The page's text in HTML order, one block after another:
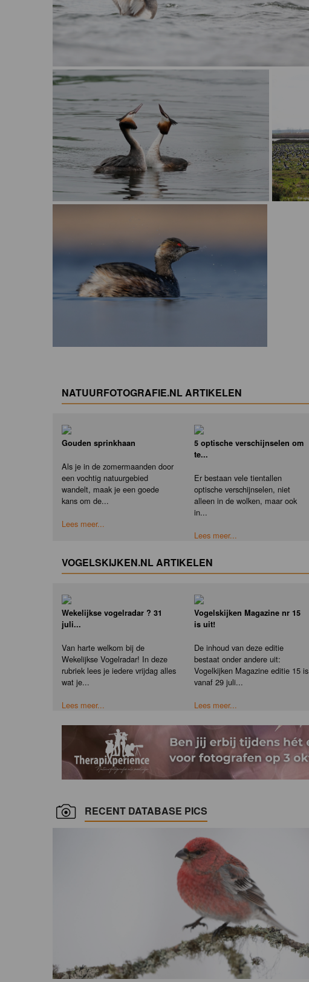
NATUURFOTOGRAFIE.NL ARTIKELEN
Gouden sprinkhaan
Als je in de zomermaanden door
een vochtig natuurgebied
wandelt, maak je een goede
kans om de...
Lees meer...
5 optische verschijnselen om
te...
Er bestaan vele tientallen
optische verschijnselen, niet
alleen in de wolken, maar ook
in...
Lees meer...
VOGELSKIJKEN.NL ARTIKELEN
Wekelijkse vogelradar ? 31
juli...
Van harte welkom bij de
Wekelijkse Vogelradar! In deze
rubriek lees je iedere vrijdag alles
wat je...
Lees meer...
Vogelskijken Magazine nr 15
is uit!
De inhoud van deze editie
bestaat onder andere uit:
Vogelkijken Magazine editie 15 is
vanaf 29 juli...
Lees meer...
RECENT DATABASE PICS